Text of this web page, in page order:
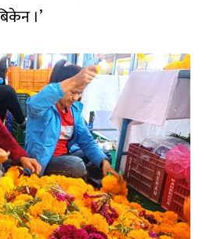
।’